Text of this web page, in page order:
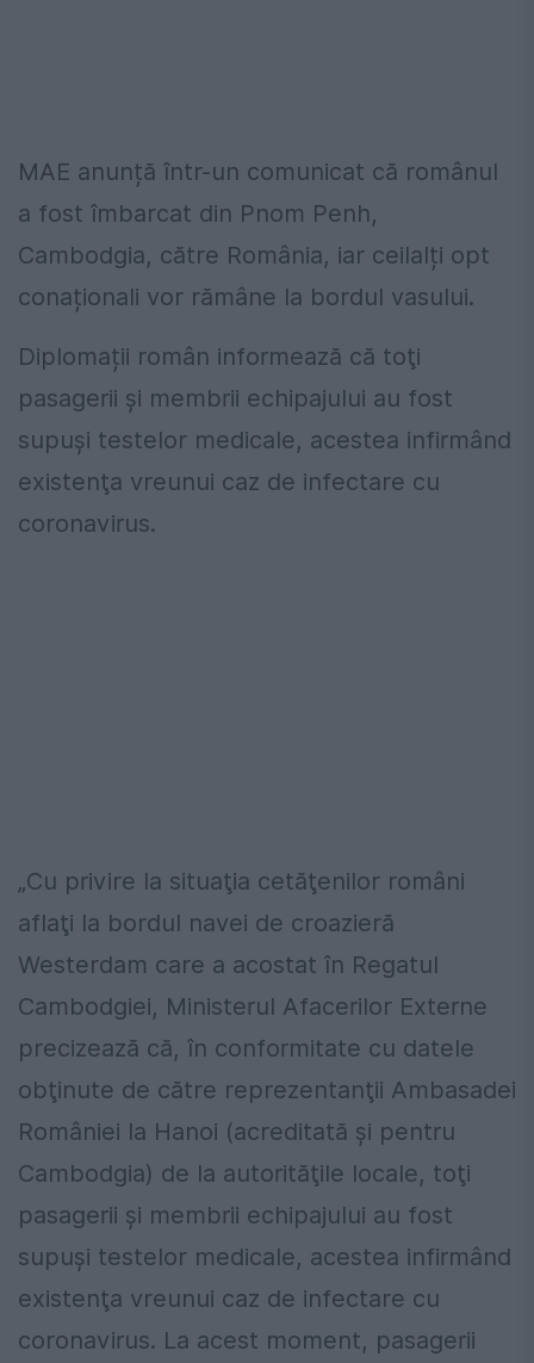
MAE anunță într-un comunicat că românul
a fost îmbarcat din Pnom Penh,
Cambodgia, către România, iar ceilalți opt
conaționali vor rămâne la bordul vasului.
Diplomații român informează că toţi
pasagerii şi membrii echipajului au fost
supuşi testelor medicale, acestea infirmând
existenţa vreunui caz de infectare cu
coronavirus.
„Cu privire la situaţia cetăţenilor români
aflaţi la bordul navei de croazieră
Westerdam care a acostat în Regatul
Cambodgiei, Ministerul Afacerilor Externe
precizează că, în conformitate cu datele
obţinute de către reprezentanţii Ambasadei
României la Hanoi (acreditată şi pentru
Cambodgia) de la autorităţile locale, toţi
pasagerii şi membrii echipajului au fost
supuşi testelor medicale, acestea infirmând
existenţa vreunui caz de infectare cu
coronavirus. La acest moment, pasagerii